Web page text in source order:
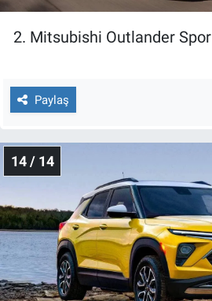
2. Mitsubishi Outlander Spor
Paylaş
14 / 14